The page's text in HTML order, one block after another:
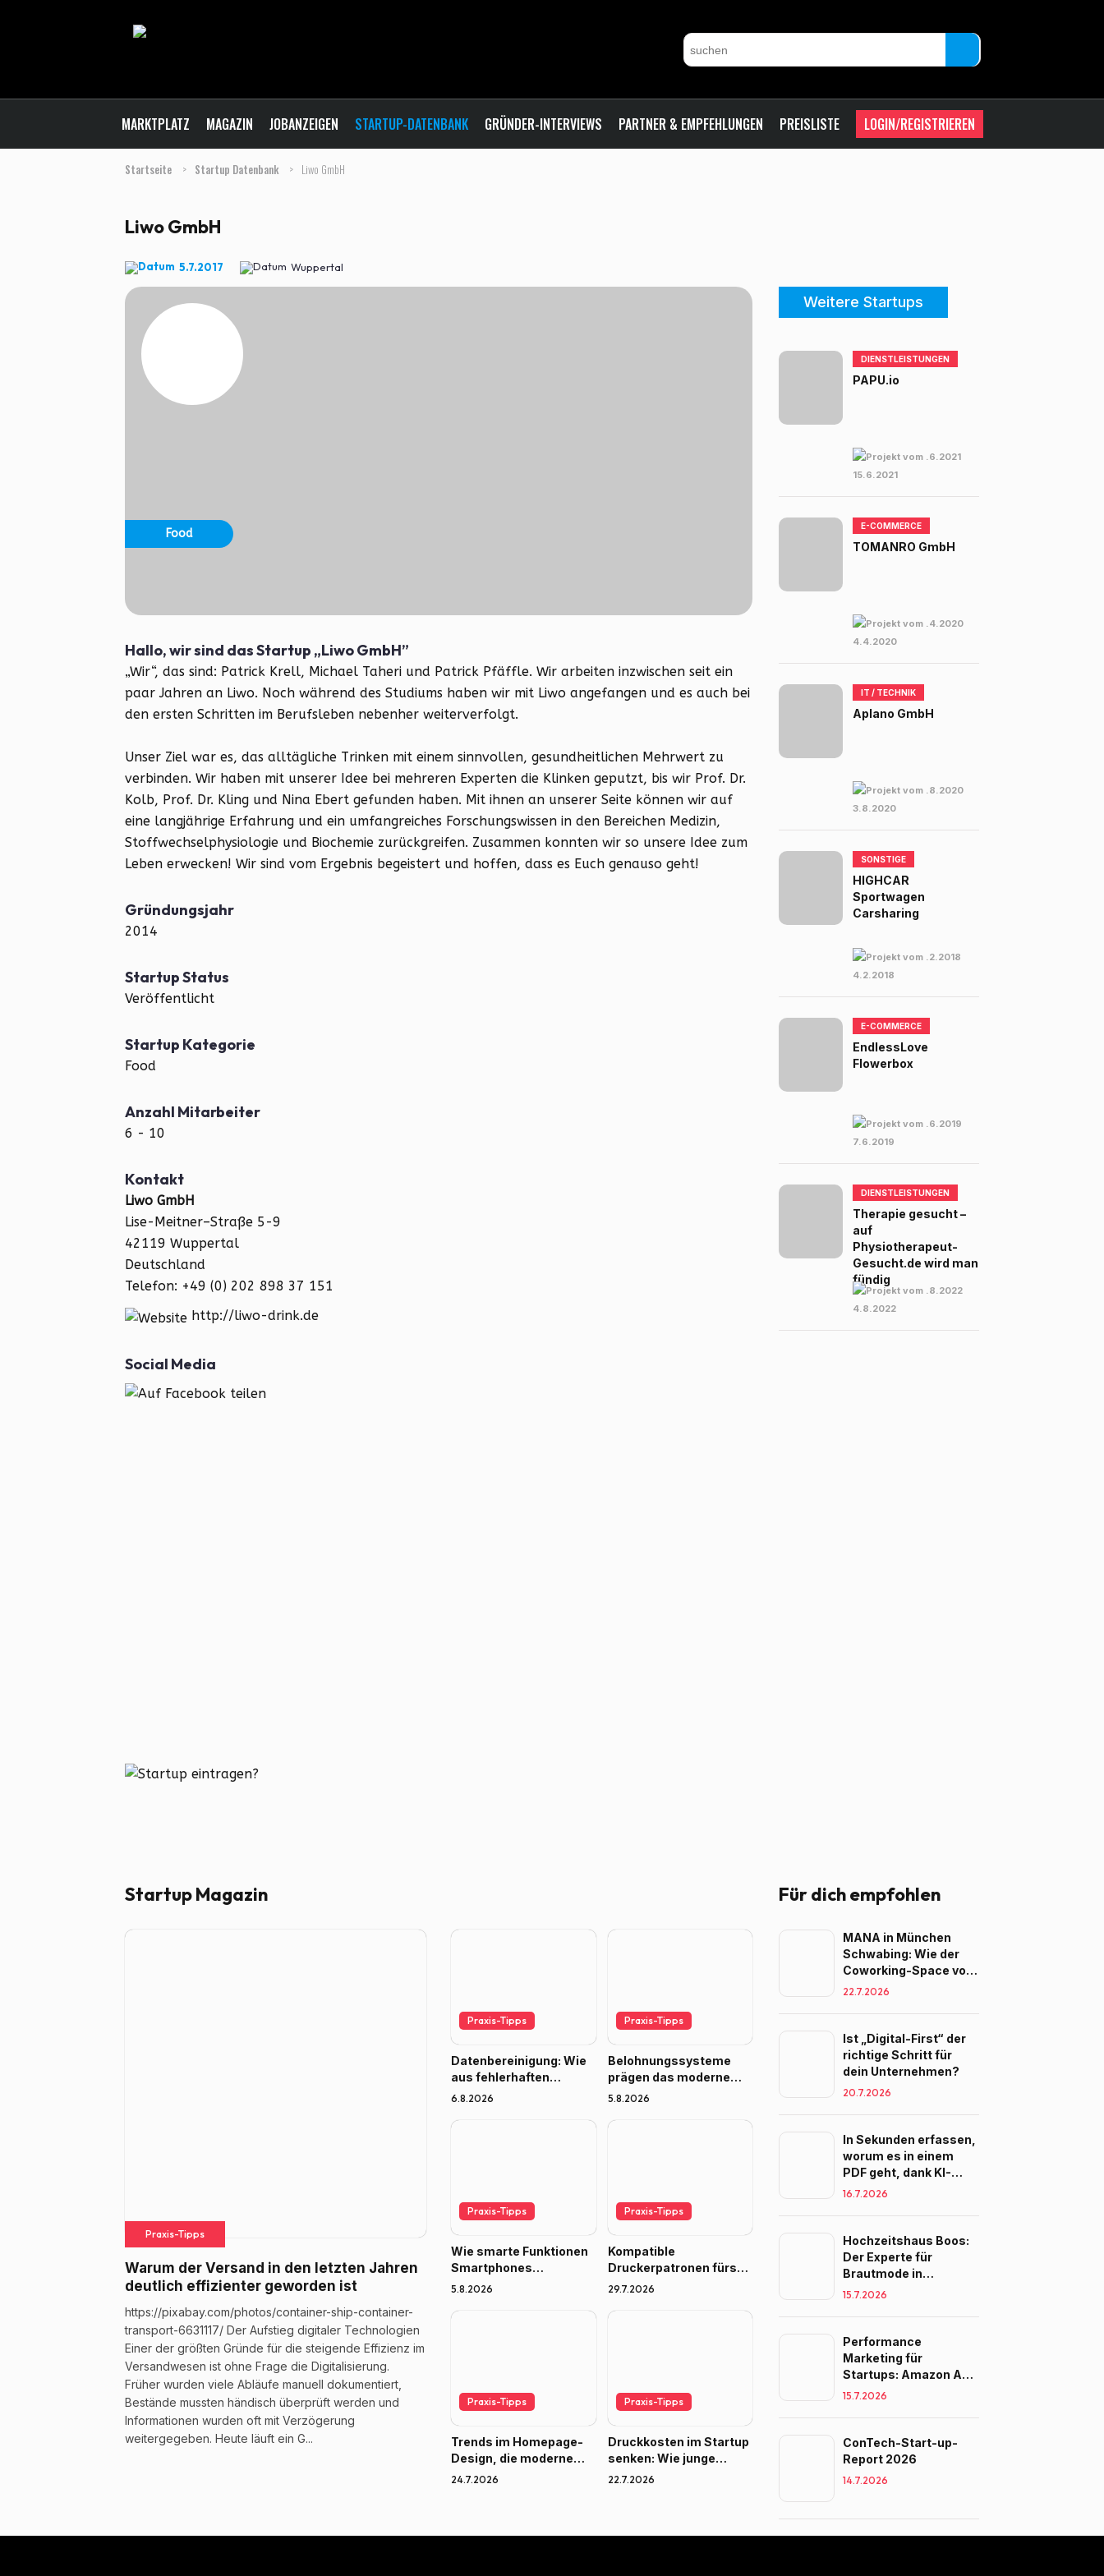
MARKTPLATZ MAGAZIN JOBANZEIGEN STARTUP-DATENBANK GRÜNDER-INTERVIEWS PARTNER & EMPFEHLUNGEN PREISLISTE LOGIN/REGISTRIEREN
Startseite > Startup Datenbank > Liwo GmbH
Liwo GmbH
5.7.2017 Wuppertal
Food
Hallo, wir sind das Startup „Liwo GmbH”
„Wir“, das sind: Patrick Krell, Michael Taheri und Patrick Pfäffle. Wir arbeiten inzwischen seit ein
paar Jahren an Liwo. Noch während des Studiums haben wir mit Liwo angefangen und es auch bei
den ersten Schritten im Berufsleben nebenher weiterverfolgt.
Unser Ziel war es, das alltägliche Trinken mit einem sinnvollen, gesundheitlichen Mehrwert zu
verbinden. Wir haben mit unserer Idee bei mehreren Experten die Klinken geputzt, bis wir Prof. Dr.
Kolb, Prof. Dr. Kling und Nina Ebert gefunden haben. Mit ihnen an unserer Seite können wir auf
eine langjährige Erfahrung und ein umfangreiches Forschungswissen in den Bereichen Medizin,
Stoffwechselphysiologie und Biochemie zurückgreifen. Zusammen konnten wir so unsere Idee zum
Leben erwecken! Wir sind vom Ergebnis begeistert und hoffen, dass es Euch genauso geht!
Gründungsjahr
2014
Startup Status
Veröffentlicht
Startup Kategorie
Food
Anzahl Mitarbeiter
6 - 10
Kontakt
Liwo GmbH
Lise-Meitner–Straße 5-9
42119 Wuppertal
Deutschland
Telefon: +49 (0) 202 898 37 151
http://liwo-drink.de
Social Media
Weitere Startups
DIENSTLEISTUNGEN
PAPU.io
15.6.2021
E-COMMERCE
TOMANRO GmbH
4.4.2020
IT / TECHNIK
Aplano GmbH
3.8.2020
SONSTIGE
HIGHCAR
Sportwagen
Carsharing
4.2.2018
E-COMMERCE
EndlessLove
Flowerbox
7.6.2019
DIENSTLEISTUNGEN
Therapie gesucht –
auf
Physiotherapeut-
Gesucht.de wird man
fündig
4.8.2022
Startup Magazin
Praxis-Tipps
Warum der Versand in den letzten Jahren
deutlich effizienter geworden ist
https://pixabay.com/photos/container-ship-container-
transport-6631117/ Der Aufstieg digitaler Technologien
Einer der größten Gründe für die steigende Effizienz im
Versandwesen ist ohne Frage die Digitalisierung.
Früher wurden viele Abläufe manuell dokumentiert,
Bestände mussten händisch überprüft werden und
Informationen wurden oft mit Verzögerung
weitergegeben. Heute läuft ein G...
Praxis-Tipps
Datenbereinigung: Wie
aus fehlerhaften
Rohdaten verlässliche
en werden
6.8.2026
Praxis-Tipps
Belohnungssysteme
prägen das moderne
Spielerlebnis
5.8.2026
Praxis-Tipps
Wie smarte Funktionen
Smartphones
nützlicher machen
5.8.2026
Praxis-Tipps
Kompatible
Druckerpatronen fürs
Home-Office: Wie viel
wirklich?
29.7.2026
Praxis-Tipps
Trends im Homepage-
Design, die moderne
Webdesigner
24.7.2026
Praxis-Tipps
Druckkosten im Startup
senken: Wie junge
Unternehmen bei Toner
22.7.2026
Für dich empfohlen
MANA in München
Schwabing: Wie der
Coworking-Space von
MANA Teams beim
22.7.2026
Ist „Digital-First“ der
richtige Schritt für
dein Unternehmen?
20.7.2026
In Sekunden erfassen,
worum es in einem
PDF geht, dank KI-
Zusammenfassung
16.7.2026
Hochzeitshaus Boos:
Der Experte für
Brautmode in
Süddeutschland
15.7.2026
Performance
Marketing für
Startups: Amazon Ads
im Vergleich zu Google
15.7.2026
ConTech-Start-up-
Report 2026
14.7.2026